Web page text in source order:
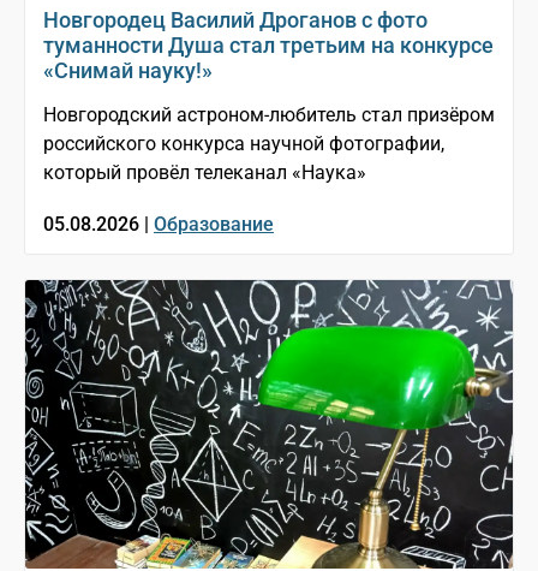
Новгородец Василий Дроганов с фото
туманности Душа стал третьим на конкурсе
«Снимай науку!»
Новгородский астроном-любитель стал призёром
российского конкурса научной фотографии,
который провёл телеканал «Наука»
05.08.2026 | Образование